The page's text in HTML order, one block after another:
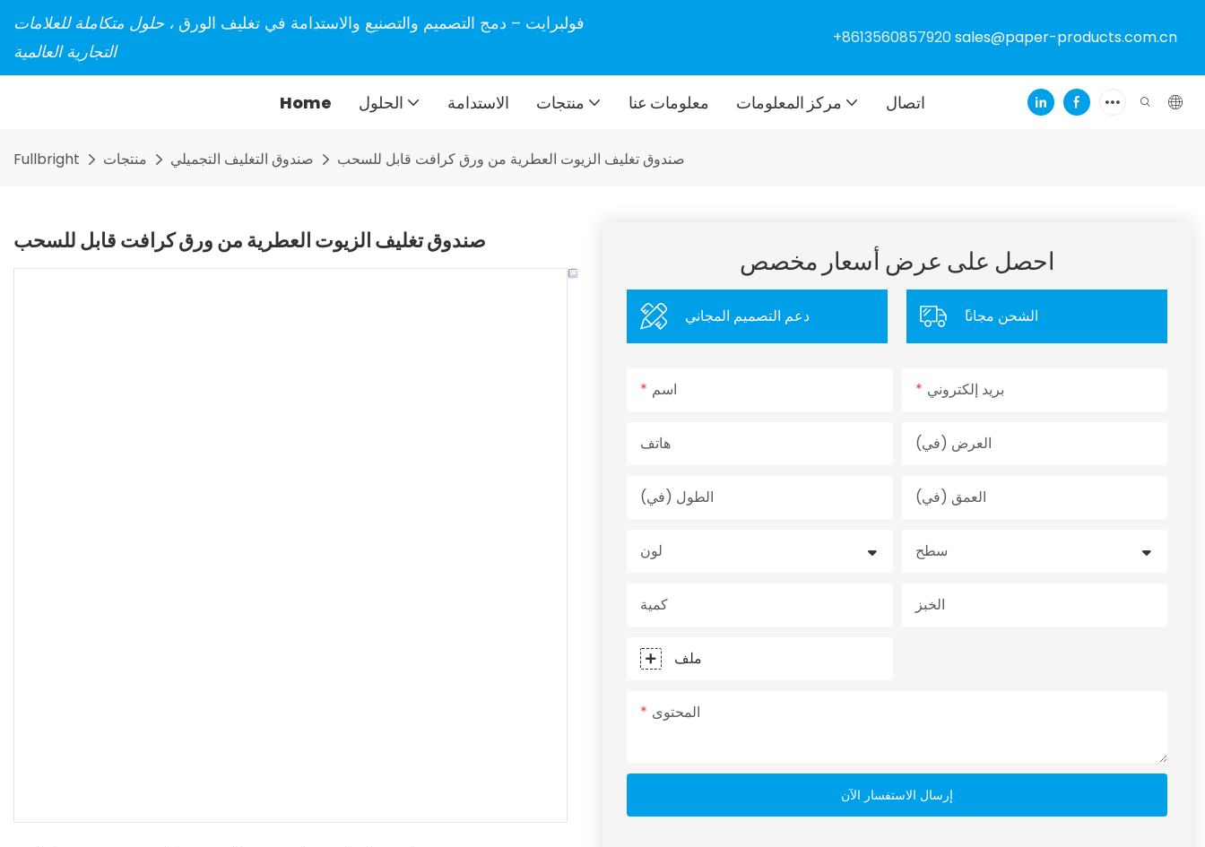
فولبرايت – دمج التصميم والتصنيع والاستدامة في تغليف الورق ، حلول متكاملة للعلامات
التجارية العالمية
+8613560857920sales@paper-products.com.cn
Home الحلول الاستدامة منتجات معلومات عنا مركز المعلومات اتصال
Fullbright منتجات صندوق التغليف التجميلي صندوق تغليف الزيوت العطرية من ورق كرافت قابل للسحب
صندوق تغليف الزيوت العطرية من ورق كرافت قابل للسحب
احصل على عرض أسعار مخصص
دعم التصميم المجاني ًالشحن مجانا
اسم بريد إلكتروني
هاتف العرض (في)
الطول (في) العمق (في)
لون سطح
كمية الخبز
ملف
المحتوى
إرسال الاستفسار الآن